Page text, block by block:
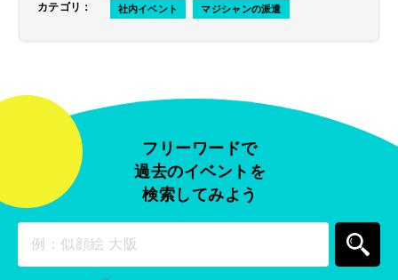
カテゴリ ： 社内イベント マジシャンの派遣
フリーワードで
過去のイベントを
検索してみよう